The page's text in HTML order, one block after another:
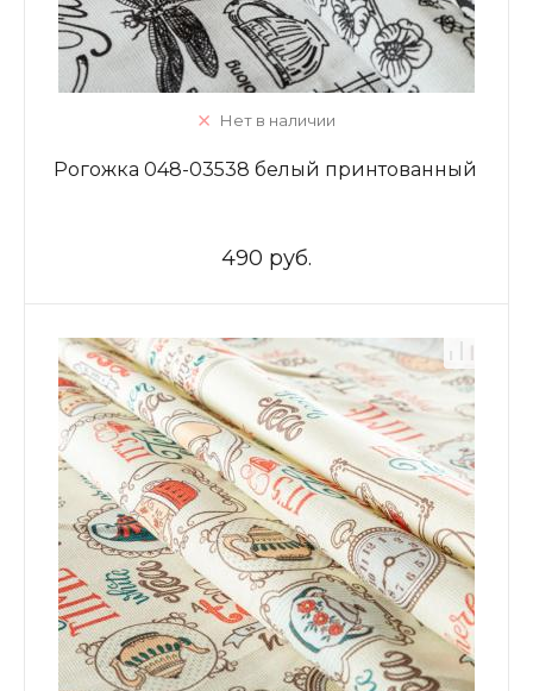
Нет в наличии
Рогожка 048-03538 белый принтованный
490 руб.